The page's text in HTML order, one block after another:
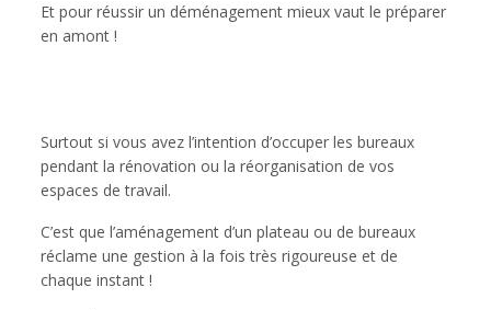
Et pour réussir un déménagement mieux vaut le préparer
en amont !
Surtout si vous avez l’intention d’occuper les bureaux
pendant la rénovation ou la réorganisation de vos
espaces de travail.
C’est que l’aménagement d’un plateau ou de bureaux
réclame une gestion à la fois très rigoureuse et de
chaque instant !